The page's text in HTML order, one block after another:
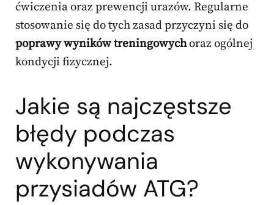
ćwiczenia oraz prewencji urazów. Regularne
stosowanie się do tych zasad przyczyni się do
poprawy wyników treningowychoraz ogólnej
kondycji fizycznej.
Jakie są najczęstsze
błędy podczas
wykonywania
przysiadów ATG?